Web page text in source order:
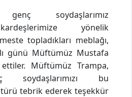
soydaşlarımız
yönelik
topladıkları meblağı,
günü Müftümüz Mustafa
Müftümüz Trampa,
soydaşlarımızı bu
tebrik ederek teşekkür